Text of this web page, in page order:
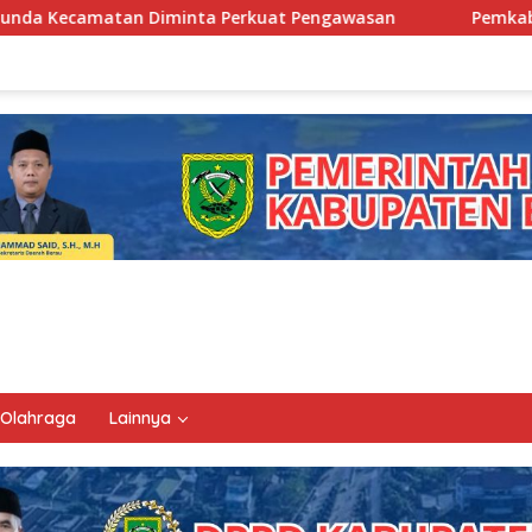
Pengawasan Pemkab Berau Siapkan Regenerasi
Olahraga Lainnya